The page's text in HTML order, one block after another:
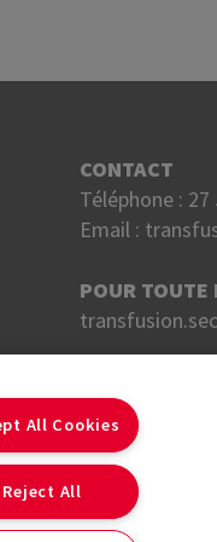
CONTACT
Téléphone : 27
Email :
POUR TOUTE
All Cookies
Reject All